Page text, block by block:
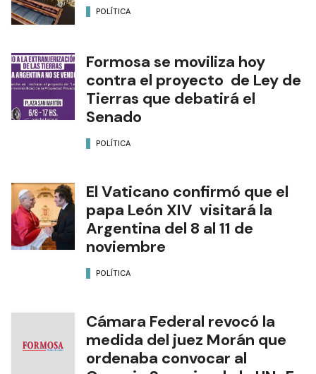
POLÍTICA
Formosa se moviliza hoy
contra el proyecto de Ley de
Tierras que debatirá el
Senado
POLÍTICA
El Vaticano confirmó que el
papa León XIV visitará la
Argentina del 8 al 11 de
noviembre
POLÍTICA
Cámara Federal revocó la
medida del juez Morán que
ordenaba convocar al